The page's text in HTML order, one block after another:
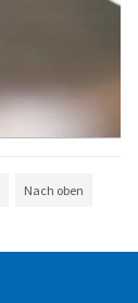
Nach oben